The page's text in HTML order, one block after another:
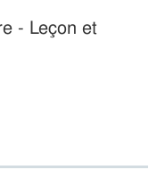
- Leçon et